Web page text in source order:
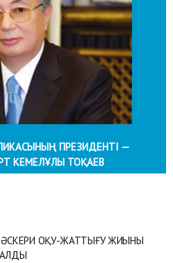
ПРЕЗИДЕНТІ —
КЕМЕЛҰЛЫ ТОҚАЕВ
ӘСКЕРИ ОҚУ-ЖАТТЫҒУ ЖИЫНЫ